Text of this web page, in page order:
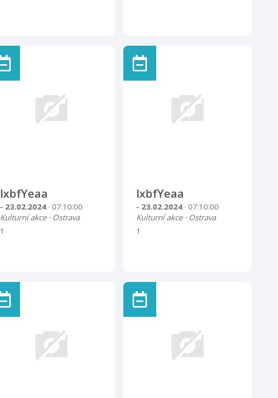
lxbfYeaa
- 23.02.2024 · 07:10:00
Kulturní akce · Ostrava
1
lxbfYeaa
- 23.02.2024 · 07:10:00
Kulturní akce · Ostrava
1